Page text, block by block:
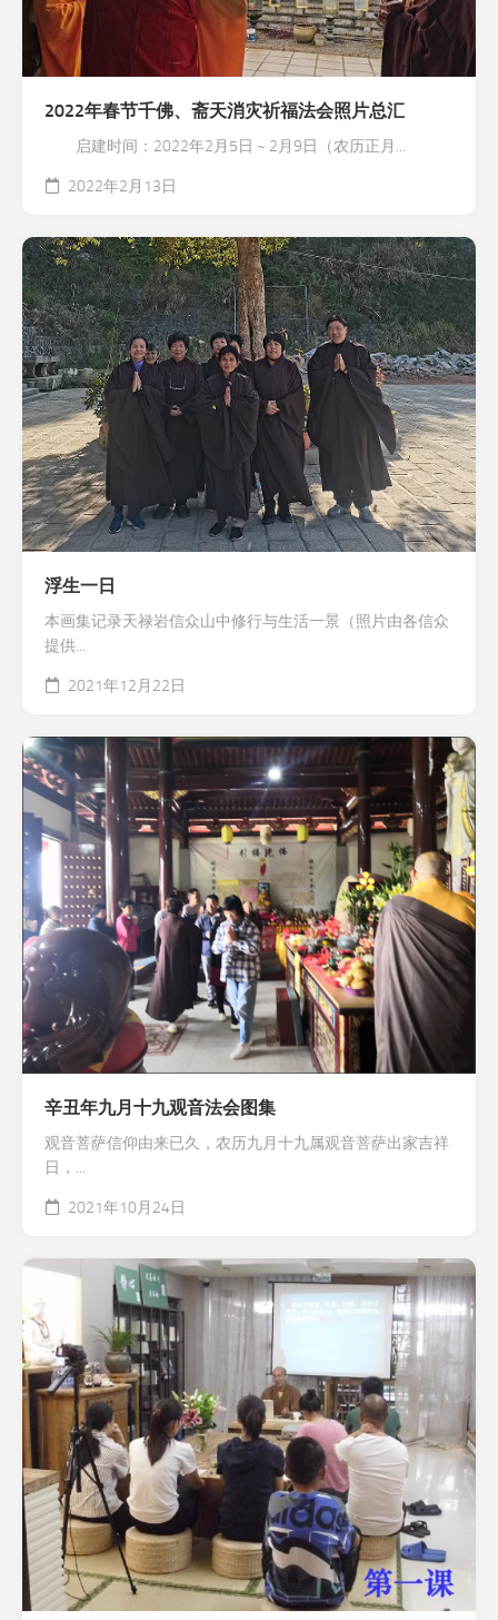
2022年春节千佛、斋天消灾祈福法会照片总汇
启建时间：2022年2月5日 ~ 2月9日（农历正月...
2022年2月13日
浮生一日
本画集记录天禄岩信众山中修行与生活一景（照片由各信众
提供...
2021年12月22日
辛丑年九月十九观音法会图集
观音菩萨信仰由来已久，农历九月十九属观音菩萨出家吉祥
日，...
2021年10月24日